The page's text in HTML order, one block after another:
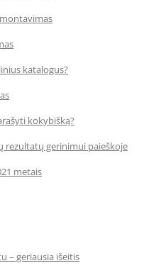
katalogus?
kokybišką?
rezultatų gerinimui paieškoje
metais
– geriausia išeitis